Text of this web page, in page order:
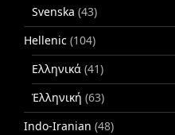
Svenska (43)
Hellenic (104)
Ελληνικά (41)
Ἑλληνική (63)
Indo-Iranian (48)